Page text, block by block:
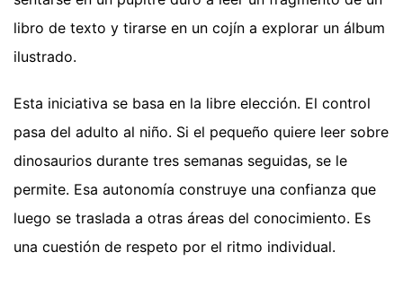
libro de texto y tirarse en un cojín a explorar un álbum
ilustrado.
Esta iniciativa se basa en la libre elección. El control
pasa del adulto al niño. Si el pequeño quiere leer sobre
dinosaurios durante tres semanas seguidas, se le
permite. Esa autonomía construye una confianza que
luego se traslada a otras áreas del conocimiento. Es
una cuestión de respeto por el ritmo individual.